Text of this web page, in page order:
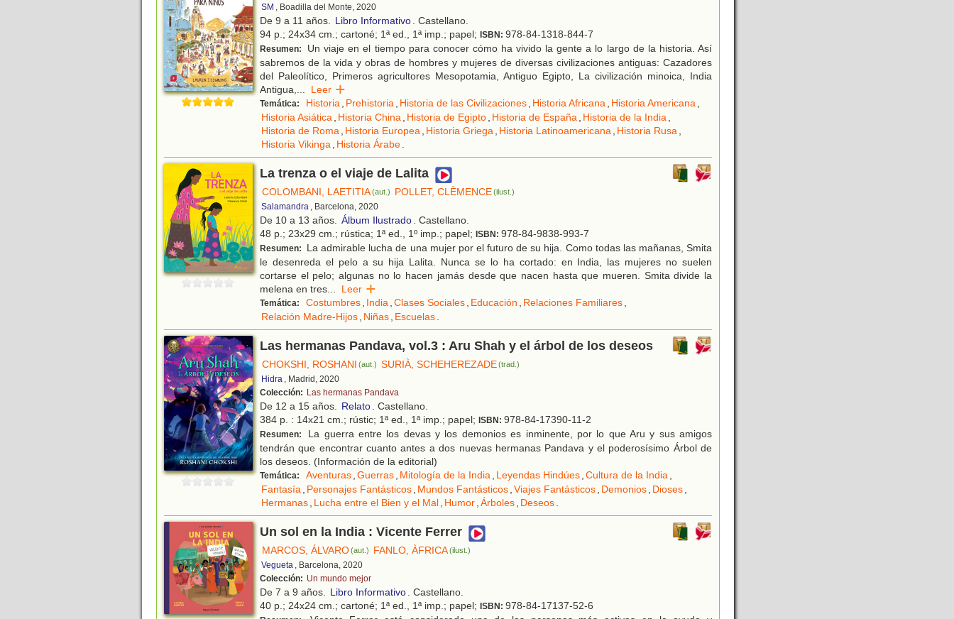
SM , Boadilla del Monte, 2020
De 9 a 11 años. Libro Informativo. Castellano.
94 p.; 24x34 cm.; cartoné; 1ª ed., 1ª imp.; papel; ISBN: 978-84-1318-844-7
Resumen:
Un viaje en el tiempo para conocer cómo ha vivido la gente a lo largo de la historia. Así
sabremos de la vida y obras de hombres y mujeres de diversas civilizaciones antiguas: Cazadores
del Paleolítico, Primeros agricultores Mesopotamia, Antiguo Egipto, La civilización minoica, India
Antigua,... Leer
Temática: Historia, Prehistoria, Historia de las Civilizaciones, Historia Africana, Historia Americana,
Historia Asiática, Historia China, Historia de Egipto, Historia de España, Historia de la India,
Historia de Roma, Historia Europea, Historia Griega, Historia Latinoamericana, Historia Rusa,
Historia Vikinga, Historia Árabe.
La trenza o el viaje de Lalita
COLOMBANI, LAETITIA(aut.) POLLET, CLÈMENCE(ilust.)
Salamandra , Barcelona, 2020
De 10 a 13 años. Álbum Ilustrado. Castellano.
48 p.; 23x29 cm.; rústica; 1ª ed., 1º imp.; papel; ISBN: 978-84-9838-993-7
Resumen:
La admirable lucha de una mujer por el futuro de su hija. Como todas las mañanas, Smita
le desenreda el pelo a su hija Lalita. Nunca se lo ha cortado: en India, las mujeres no suelen
cortarse el pelo; algunas no lo hacen jamás desde que nacen hasta que mueren. Smita divide la
melena en tres... Leer
Temática: Costumbres, India,Clases Sociales, Educación , Relaciones Familiares,
Relación Madre-Hijos, Niñas, Escuelas.
Las hermanas Pandava, vol.3 : Aru Shah y el árbol de los deseos
CHOKSHI, ROSHANI (aut.) SURIÀ, SCHEHEREZADE(trad.)
Hidra , Madrid, 2020
Colección: Las hermanas Pandava
De 12 a 15 años. Relato. Castellano.
384 p. : 14x21 cm.; rústic; 1ª ed., 1ª imp.; papel; ISBN: 978-84-17390-11-2
Resumen:
La guerra entre los devas y los demonios es inminente, por lo que Aru y sus amigos
tendrán que encontrar cuanto antes a dos nuevas hermanas Pandava y el poderosísimo Árbol de
los deseos. (Información de la editorial)
Temática: Aventuras,Guerras, Mitología de la India, Leyendas Hindúes,Cultura de la India,
Fantasía, Personajes Fantásticos, Mundos Fantásticos,Viajes Fantásticos, Demonios, Dioses,
Hermanas, Lucha entre el Bien y el Mal, Humor,Árboles, Deseos.
Un sol en la India : Vicente Ferrer
MARCOS, ÁLVARO(aut.) FANLO, ÀFRICA(ilust.)
Vegueta , Barcelona, 2020
Colección: Un mundo mejor
De 7 a 9 años. Libro Informativo. Castellano.
40 p.; 24x24 cm.; cartoné; 1ª ed., 1ª imp.; papel; ISBN: 978-84-17137-52-6